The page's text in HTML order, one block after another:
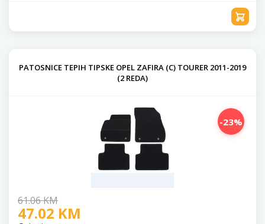
PATOSNICE TEPIH TIPSKE OPEL ZAFIRA (C) TOURER 2011-2019
(2 REDA)
-23%
61.06 KM
47.02 KM